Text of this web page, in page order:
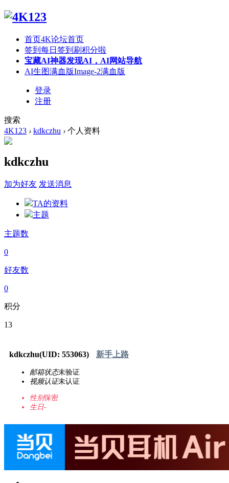
首页4K论坛首页
签到 每日签到刷积分啦
宝藏AI神器发现AI，AI网站导航
AI生图满血版Image-2满血版
登录
注册
搜索
4K123 › kdkczhu › 个人资料
kdkczhu
加为好友 发送消息
TA的资料
主题
主题数
0
好友数
0
积分
13
kdkczhu(UID: 553063) 新手上路
邮箱状态未验证
视频认证未认证
性别保密
生日-